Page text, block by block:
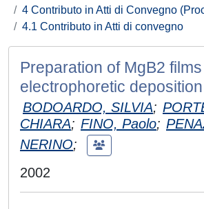
4 Contributo in Atti di Convegno
4.1 Contributo in Atti di convegno
Preparation of MgB2
electrophoretic deposition
BODOARDO, SILVIA;
CHIARA; FINO, Paolo;
NERINO;
2002